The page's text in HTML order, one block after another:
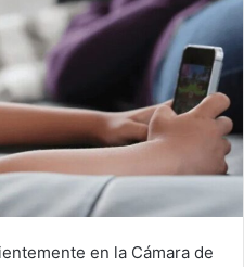
en la Cámara de